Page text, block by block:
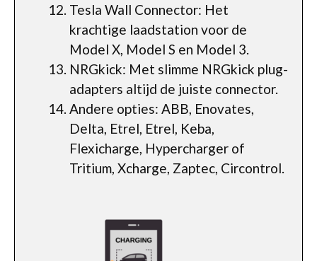
Tesla Wall Connector: Het
krachtige laadstation voor de
Model X, Model S en Model 3.
NRGkick: Met slimme NRGkick plug-
adapters altijd de juiste connector.
Andere opties: ABB, Enovates,
Delta, Etrel, Etrel, Keba,
Flexicharge, Hypercharger of
Tritium, Xcharge, Zaptec, Circontrol.